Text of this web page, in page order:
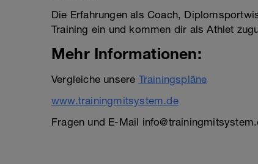
Die Erfahrungen als Coach,
Training ein und kommen dir als Athlet
Mehr Informationen:
Vergleiche unsere Trainingspläne
www.trainingmitsystem.de
Fragen und E-Mail